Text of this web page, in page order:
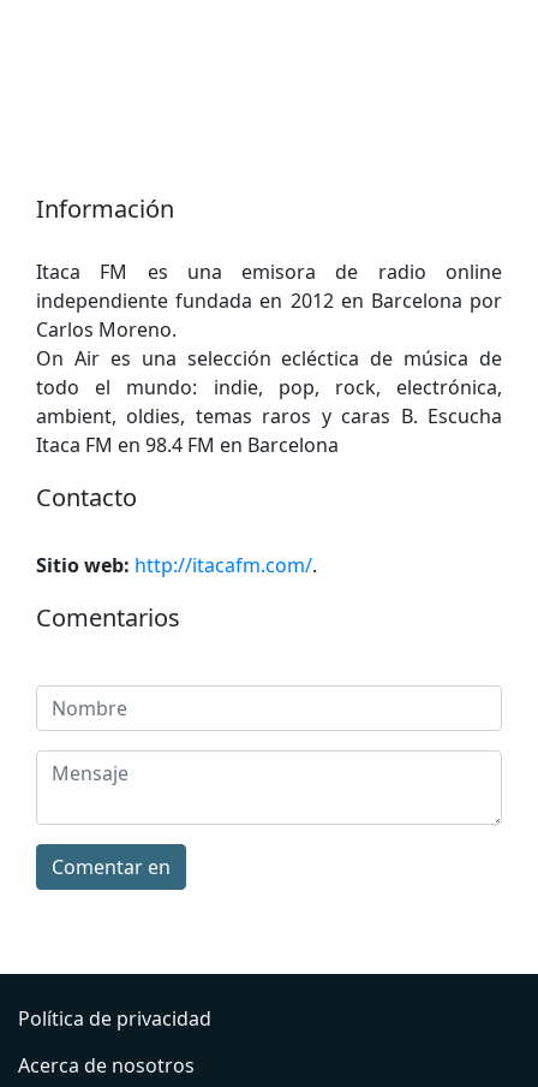
Información
Itaca FM es una emisora ​​de radio online
independiente fundada en 2012 en Barcelona por
Carlos Moreno.
On Air es una selección ecléctica de música de
todo el mundo: indie, pop, rock, electrónica,
ambient, oldies, temas raros y caras B. Escucha
Itaca FM en 98.4 FM en Barcelona
Contacto
Sitio web: http://itacafm.com/.
Comentarios
Comentar en
Política de privacidad
Acerca de nosotros